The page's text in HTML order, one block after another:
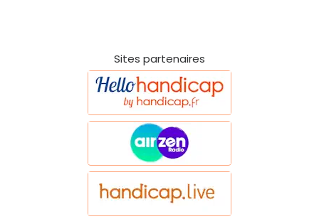
Sites partenaires